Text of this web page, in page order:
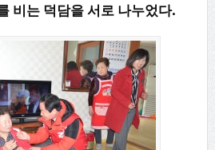
비는 덕담을 서로 나누었다.